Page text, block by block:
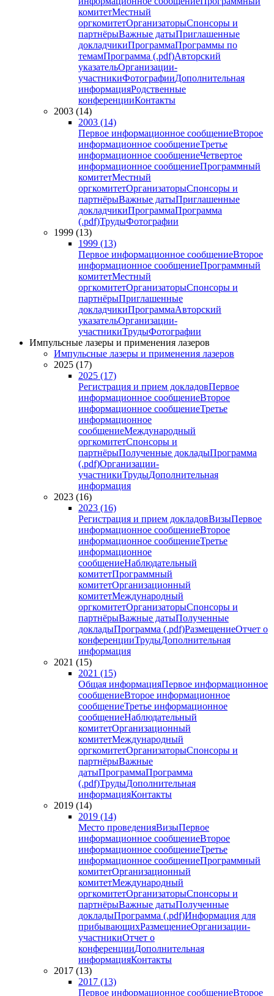
комитетМестный
оргкомитетОрганизаторыСпонсоры и
партнёрыВажные датыПриглашенные
докладчикиПрограммаПрограммы по
темамПрограмма (.pdf)Авторский
указательОрганизации-
участникиФотографииДополнительная
информацияРодственные
конференцииКонтакты
2003 (14)
2003 (14)
Первое информационное сообщениеВторое
информационное сообщениеТретье
информационное сообщениеЧетвертое
информационное сообщениеПрограммный
комитетМестный
оргкомитетОрганизаторыСпонсоры и
партнёрыВажные датыПриглашенные
докладчикиПрограммаПрограмма
(.pdf)ТрудыФотографии
1999 (13)
1999 (13)
Первое информационное сообщениеВторое
информационное сообщениеПрограммный
комитетМестный
оргкомитетОрганизаторыСпонсоры и
партнёрыПриглашенные
докладчикиПрограммаАвторский
указательОрганизации-
участникиТрудыФотографии
Импульсные лазеры и применения лазеров
Импульсные лазеры и применения лазеров
2025 (17)
2025 (17)
Регистрация и прием докладовПервое
информационное сообщениеВторое
информационное сообщениеТретье
информационное
сообщениеМеждународный
оргкомитетСпонсоры и
партнёрыПолученные докладыПрограмма
(.pdf)Организации-
участникиТрудыДополнительная
информация
2023 (16)
2023 (16)
Регистрация и прием докладовВизыПервое
информационное сообщениеВторое
информационное сообщениеТретье
информационное
сообщениеНаблюдательный
комитетПрограммный
комитетОрганизационный
комитетМеждународный
оргкомитетОрганизаторыСпонсоры и
партнёрыВажные датыПолученные
докладыПрограмма (.pdf)РазмещениеОтчет о
конференцииТрудыДополнительная
информация
2021 (15)
2021 (15)
Общая информацияПервое информационное
сообщениеВторое информационное
сообщениеТретье информационное
сообщениеНаблюдательный
комитетОрганизационный
комитетМеждународный
оргкомитетОрганизаторыСпонсоры и
партнёрыВажные
датыПрограммаПрограмма
(.pdf)ТрудыДополнительная
информацияКонтакты
2019 (14)
2019 (14)
Место проведенияВизыПервое
информационное сообщениеВторое
информационное сообщениеТретье
информационное сообщениеПрограммный
комитетОрганизационный
комитетМеждународный
оргкомитетОрганизаторыСпонсоры и
партнёрыВажные датыПолученные
докладыПрограмма (.pdf)Информация для
прибывающихРазмещениеОрганизации-
участникиОтчет о
конференцииДополнительная
информацияКонтакты
2017 (13)
2017 (13)
Первое информационное сообщениеВторое